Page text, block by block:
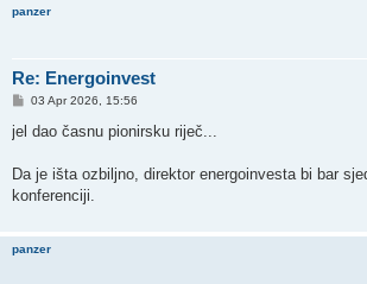
panzer
Re: Energoinvest
P
s
03 Apr 2026, 15:56
jel dao časnu pionirsku riječ...
Da je išta ozbiljno, direktor energoinvesta bi bar
konferenciji.
panzer